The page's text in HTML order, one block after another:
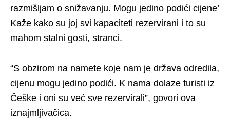
razmišljam o snižavanju. Mogu jedino podići cijene’
Kaže kako su joj svi kapaciteti rezervirani i to su
mahom stalni gosti, stranci.
“S obzirom na namete koje nam je država odredila,
cijenu mogu jedino podići. K nama dolaze turisti iz
Češke i oni su već sve rezervirali”, govori ova
iznajmljivačica.